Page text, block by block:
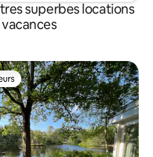
superbes locations
les plus appréciés